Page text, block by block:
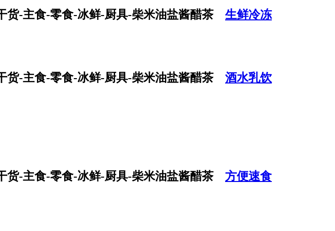
生鲜冷冻
酒水乳饮
方便速食